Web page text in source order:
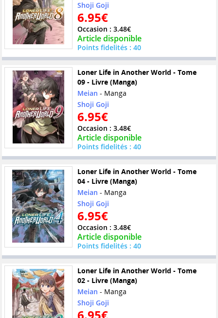
Shoji Goji
6.95€
Occasion : 3.48€
Article disponible
Points fidelités : 40
Loner Life in Another World - Tome
09 - Livre (Manga)
Meian - Manga
Shoji Goji
6.95€
Occasion : 3.48€
Article disponible
Points fidelités : 40
Loner Life in Another World - Tome
04 - Livre (Manga)
Meian - Manga
Shoji Goji
6.95€
Occasion : 3.48€
Article disponible
Points fidelités : 40
Loner Life in Another World - Tome
02 - Livre (Manga)
Meian - Manga
Shoji Goji